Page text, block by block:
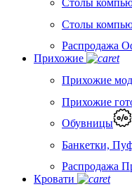
Столы
Столы
Распродажа
Прихожие
Прихожие
Прихожие
Обувницы
Банкетки,
Распродажа
Кровати